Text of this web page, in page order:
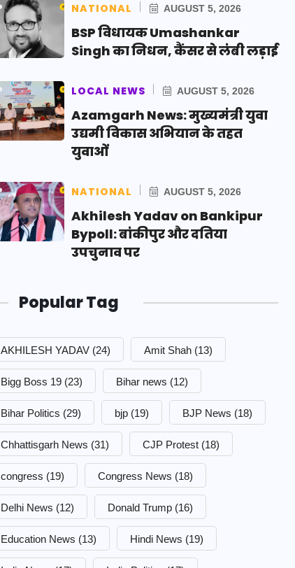
NATIONAL AUGUST 5, 2026
BSP विधायक Umashankar
Singh का निधन, कैंसर से लंबी लड़ाई
LOCAL NEWS AUGUST 5, 2026
Azamgarh News: मुख्यमंत्री युवा
उद्यमी विकास अभियान के तहत
युवाओं
NATIONAL AUGUST 5, 2026
Akhilesh Yadav on Bankipur
Bypoll: बांकीपुर और दतिया
उपचुनाव पर
Popular Tag
AKHILESH YADAV (24) Amit Shah (13)
Bigg Boss 19 (23) Bihar news (12)
Bihar Politics (29) bjp (19) BJP News (18)
Chhattisgarh News (31) CJP Protest (18)
congress (19) Congress News (18)
Delhi News (12) Donald Trump (16)
Education News (13) Hindi News (19)